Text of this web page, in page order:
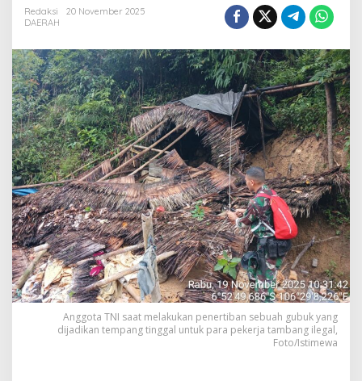
Redaksi
20 November 2025
DAERAH
Anggota TNI saat melakukan penertiban sebuah gubuk yang
dijadikan tempang tinggal untuk para pekerja tambang ilegal,
Foto/Istimewa